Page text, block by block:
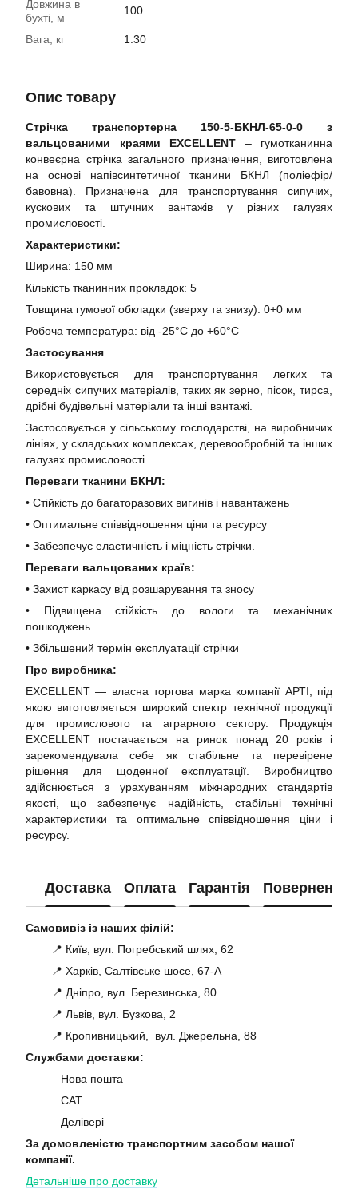
Довжина в
бухті, м
100
Вага, кг 1.30
Опис товару
Стрічка транспортерна 150-5-БКНЛ-65-0-0 з
вальцованими краями EXCELLENT – гумотканинна
конвеєрна стрічка загального призначення, виготовлена
на основі напівсинтетичної тканини БКНЛ (поліефір/
бавовна). Призначена для транспортування сипучих,
кускових та штучних вантажів у різних галузях
промисловості.
Характеристики:
Ширина: 150 мм
Кількість тканинних прокладок: 5
Товщина гумової обкладки (зверху та знизу): 0+0 мм
Робоча температура: від -25°C до +60°C
Застосування
Використовується для транспортування легких та
середніх сипучих матеріалів, таких як зерно, пісок, тирса,
дрібні будівельні матеріали та інші вантажі.
Застосовується у сільському господарстві, на виробничих
лініях, у складських комплексах, деревообробній та інших
галузях промисловості.
Переваги тканини БКНЛ:
• Стійкість до багаторазових вигинів і навантажень
• Оптимальне співвідношення ціни та ресурсу
• Забезпечує еластичність і міцність стрічки.
Переваги вальцованих країв:
• Захист каркасу від розшарування та зносу
• Підвищена стійкість до вологи та механічних
пошкоджень
• Збільшений термін експлуатації стрічки
Про виробника:
EXCELLENT — власна торгова марка компанії АРТІ, під
якою виготовляється широкий спектр технічної продукції
для промислового та аграрного сектору. Продукція
EXCELLENT постачається на ринок понад 20 років і
зарекомендувала себе як стабільне та перевірене
рішення для щоденної експлуатації. Виробництво
здійснюється з урахуванням міжнародних стандартів
якості, що забезпечує надійність, стабільні технічні
характеристики та оптимальне співвідношення ціни і
ресурсу.
Доставка Оплата Гарантія Повернення
Самовивіз із наших філій:
📍 Київ, вул. Погребський шлях, 62
📍 Харків, Салтівське шосе, 67-А
📍 Дніпро, вул. Березинська, 80
📍 Львів, вул. Бузкова, 2
📍 Кропивницький, вул. Джерельна, 88
Службами доставки:
Нова пошта
САТ
Делівері
За домовленістю транспортним засобом нашої
компанії.
Детальніше про доставку